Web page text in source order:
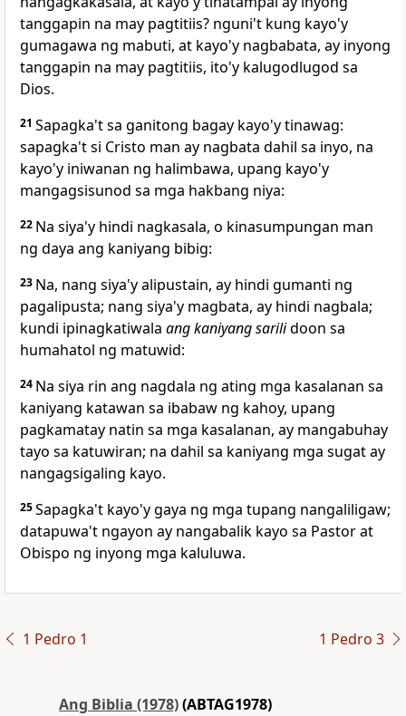
tanggapin na may pagtitiis? nguni't kung kayo'y
gumagawa ng mabuti, at kayo'y nagbabata, ay inyong
tanggapin na may pagtitiis, ito'y kalugodlugod sa
Dios.
21 Sapagka'tsa ganitong bagay kayo'y tinawag:
sapagka't si Cristo man ay nagbata dahil sa inyo, na
kayo'y iniwanan ng halimbawa, upang kayo'y
mangagsisunod sa mga hakbang niya:
22 Na siya'y hindi nagkasala, o kinasumpungan man
ng daya ang kaniyang bibig:
23 Na, nang siya'y alipustain, ay hindi gumanti ng
pagalipusta; nang siya'y magbata, ay hindi nagbala;
kundi ipinagkatiwala ang kaniyang sarilidoon sa
humahatol ng matuwid:
24 Na siya rin ang nagdala ng ating mga kasalanan sa
kaniyang katawan sa ibabaw ng kahoy, upang
pagkamatay natin sa mga kasalanan, ay mangabuhay
tayo sa katuwiran; na dahil sa kaniyang mga sugat ay
nangagsigaling kayo.
25Sapagka't kayo'y gaya ng mga tupang nangaliligaw;
datapuwa't ngayon ay nangabalik kayo sa Pastor at
Obispo ng inyong mga kaluluwa.
1 Pedro 1 1 Pedro 3
Ang Biblia (1978)(ABTAG1978)